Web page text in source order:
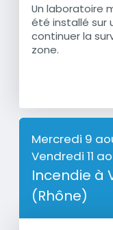
Un laboratoire
été installé sur
continuer la
zone.
Mercredi 9
Vendredi 11
Incendie à
(Rhône)